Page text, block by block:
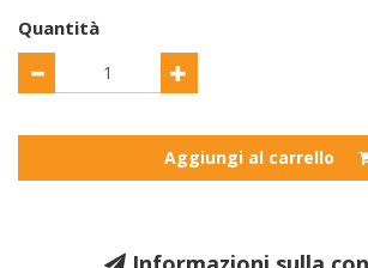
Quantità
Aggiungi al carrello